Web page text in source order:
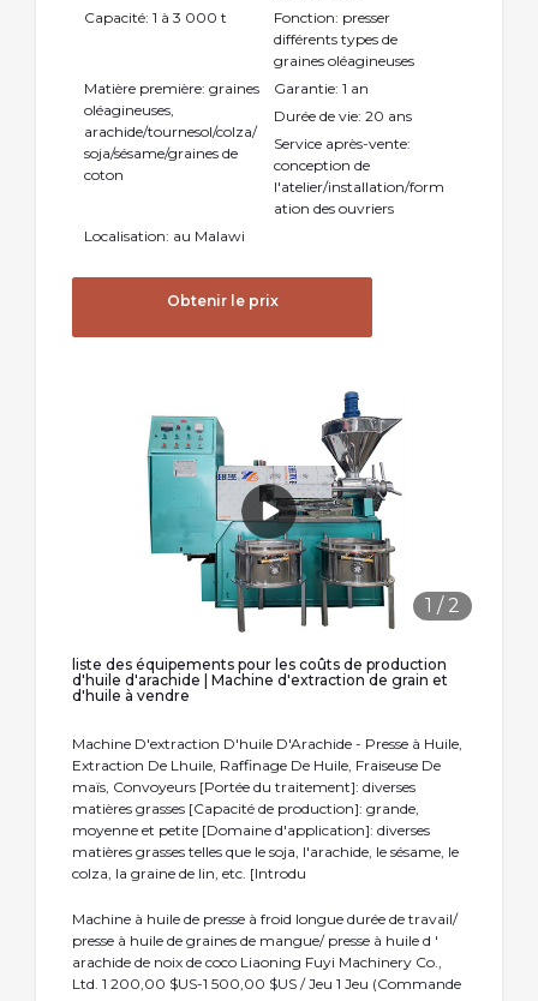
Capacité: 1 à 3 000 t
Fonction: presser
différents types de
graines oléagineuses
Matière première: graines
oléagineuses,
arachide/tournesol/colza/
soja/sésame/graines de
coton
Garantie: 1 an
Durée de vie: 20 ans
Service après-vente:
conception de
l'atelier/installation/form
ation des ouvriers
Localisation: au Malawi
Obtenir le prix
1 / 2
liste des équipements pour les coûts de production
d'huile d'arachide | Machine d'extraction de grain et
d'huile à vendre
Machine D'extraction D'huile D'Arachide - Presse à Huile,
Extraction De Lhuile, Raffinage De Huile, Fraiseuse De
maïs, Convoyeurs [Portée du traitement]: diverses
matières grasses [Capacité de production]: grande,
moyenne et petite [Domaine d'application]: diverses
matières grasses telles que le soja, l'arachide, le sésame, le
colza, la graine de lin, etc. [Introdu
Machine à huile de presse à froid longue durée de travail/
presse à huile de graines de mangue/ presse à huile d '
arachide de noix de coco Liaoning Fuyi Machinery Co.,
Ltd. 1 200,00 $US-1 500,00 $US / Jeu 1 Jeu (Commande